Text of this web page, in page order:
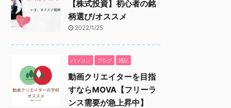
【株式投資】初心者の銘
柄選び/オススメ
2022/1/25
パソコン ブログ 雑記
動画クリエイターを目指
すならMOVA【フリーラ
ンス需要が急上昇中】